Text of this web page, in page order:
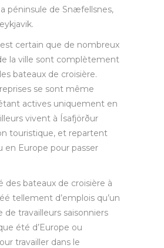
péninsule de Snæfellsnes,
est certain que de nombreux
la ville sont complètement
bateaux de croisière.
se sont même
actives uniquement en
vivent à Ísafjörður
touristique, et repartent
en Europe pour passer
des bateaux de croisière à
tellement d’emplois qu’un
de travailleurs saisonniers
été d’Europe ou
travailler dans le